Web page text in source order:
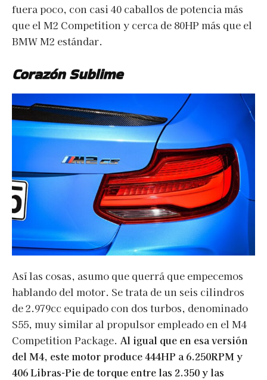
fuera poco, con casi 40 caballos de potencia más
que el M2 Competition y cerca de 80HP más que el
BMW M2 estándar.
Corazón Sublime
Así las cosas, asumo que querrá que empecemos
hablando del motor. Se trata de un seis cilindros
de 2.979cc equipado con dos turbos, denominado
S55, muy similar al propulsor empleado en el M4
Competition Package. Al igual que en esa versión
del M4, este motor produce 444HP a 6.250RPM y
406 Libras-Pie de torque entre las 2.350 y las